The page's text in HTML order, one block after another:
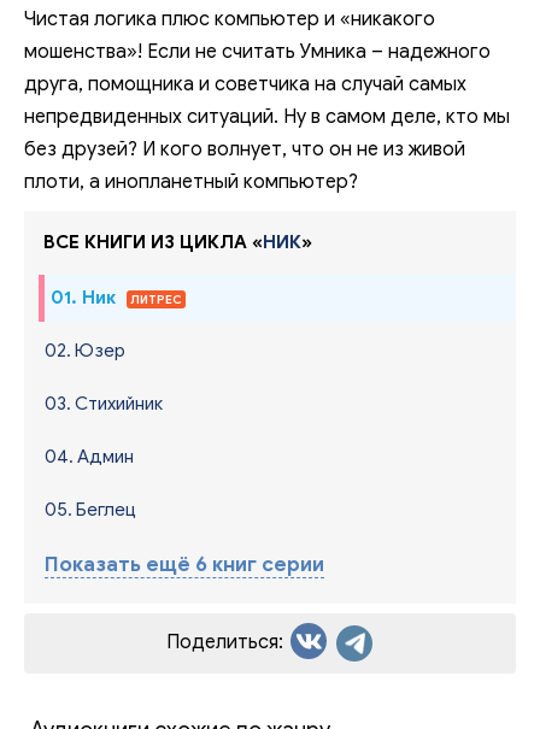
Чистая логика плюс компьютер и «никакого
мошенства»! Eсли не считать Умника – надежного
друга, помощника и советчика на случай самых
непредвиденных ситуаций. Ну в самом деле, кто мы
без друзей? И кого волнует, что он не из живой
плоти, а инопланетный компьютер?
ВСЕ КНИГИ ИЗ ЦИКЛА «НИК»
01. Ник ЛИТРЕС
02. Юзер
03. Стихийник
04. Админ
05. Беглец
Показать ещё 6 книг серии
Поделиться: